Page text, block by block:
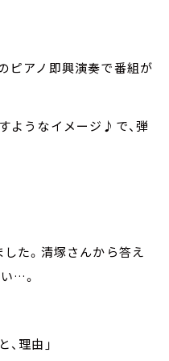
ピアノ即興演奏で番組が
ようなイメージ♪で、弾
した。清塚さんから答え
…。
理由」